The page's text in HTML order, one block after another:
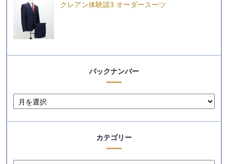
クレアン体験談3 オーダースーツ
バックナンバー
カテゴリー